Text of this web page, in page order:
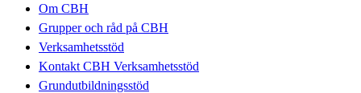
Om CBH
Grupper och råd på CBH
Verksamhetsstöd
Kontakt CBH Verksamhetsstöd
Grundutbildningsstöd